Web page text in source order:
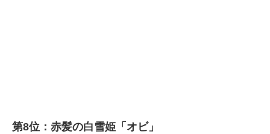
第8位：赤髪の白雪姫「オビ」